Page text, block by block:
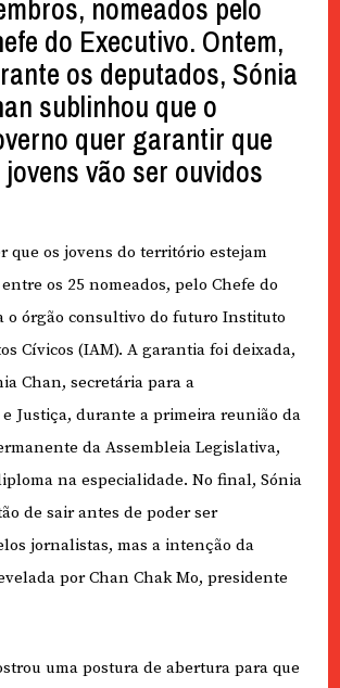
nomeados pelo
do Executivo. Ontem,
os deputados, Sónia
sublinhou que o
quer garantir que
vão ser ouvidos
que os jovens do território estejam
os 25 nomeados, pelo Chefe do
o órgão consultivo do futuro Instituto
Cívicos (IAM). A garantia foi deixada,
Chan, secretária para a
Justiça, durante a primeira reunião da
da Assembleia Legislativa,
na especialidade. No final, Sónia
de sair antes de poder ser
jornalistas, mas a intenção da
por Chan Chak Mo, presidente
uma postura de abertura para que